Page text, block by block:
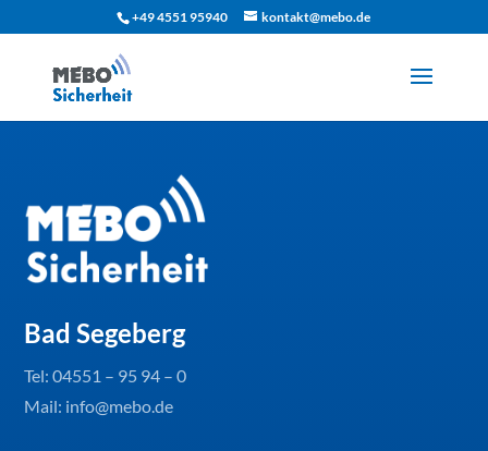
+49 4551 95940 kontakt@mebo.de
Bad Segeberg
Tel:04551 – 95 94 – 0
Mail: info@mebo.de